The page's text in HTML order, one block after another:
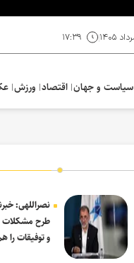
۱۷:۳۹
سیاست و جهان اقتصاد ورزش
نصراللهی:
طرح مشکلات
و توفیقات را